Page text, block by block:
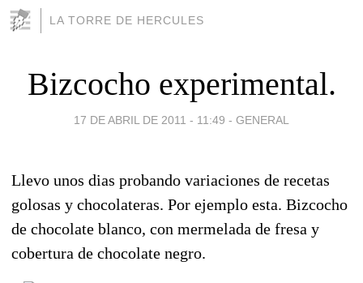
LA TORRE DE HERCULES
Bizcocho experimental.
17 DE ABRIL DE 2011 - 11:49 - GENERAL
Llevo unos dias probando variaciones de recetas
golosas y chocolateras. Por ejemplo esta. Bizcocho
de chocolate blanco, con mermelada de fresa y
cobertura de chocolate negro.